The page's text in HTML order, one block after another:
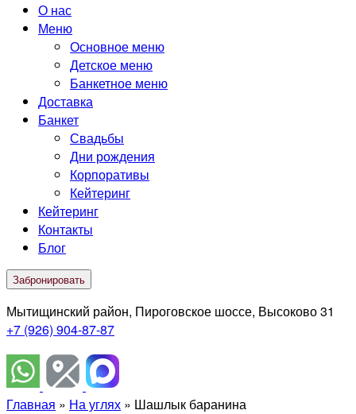
О нас
Меню
Основное меню
Детское меню
Банкетное меню
Доставка
Банкет
Свадьбы
Дни рождения
Корпоративы
Кейтеринг
Кейтеринг
Контакты
Блог
Забронировать
Мытищинский район, Пироговское шоссе, Высоково 31
+7 (926) 904-87-87
Главная » На углях » Шашлык баранина